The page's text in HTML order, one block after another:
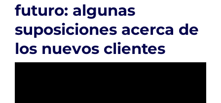
futuro: algunas
suposiciones acerca de
los nuevos clientes